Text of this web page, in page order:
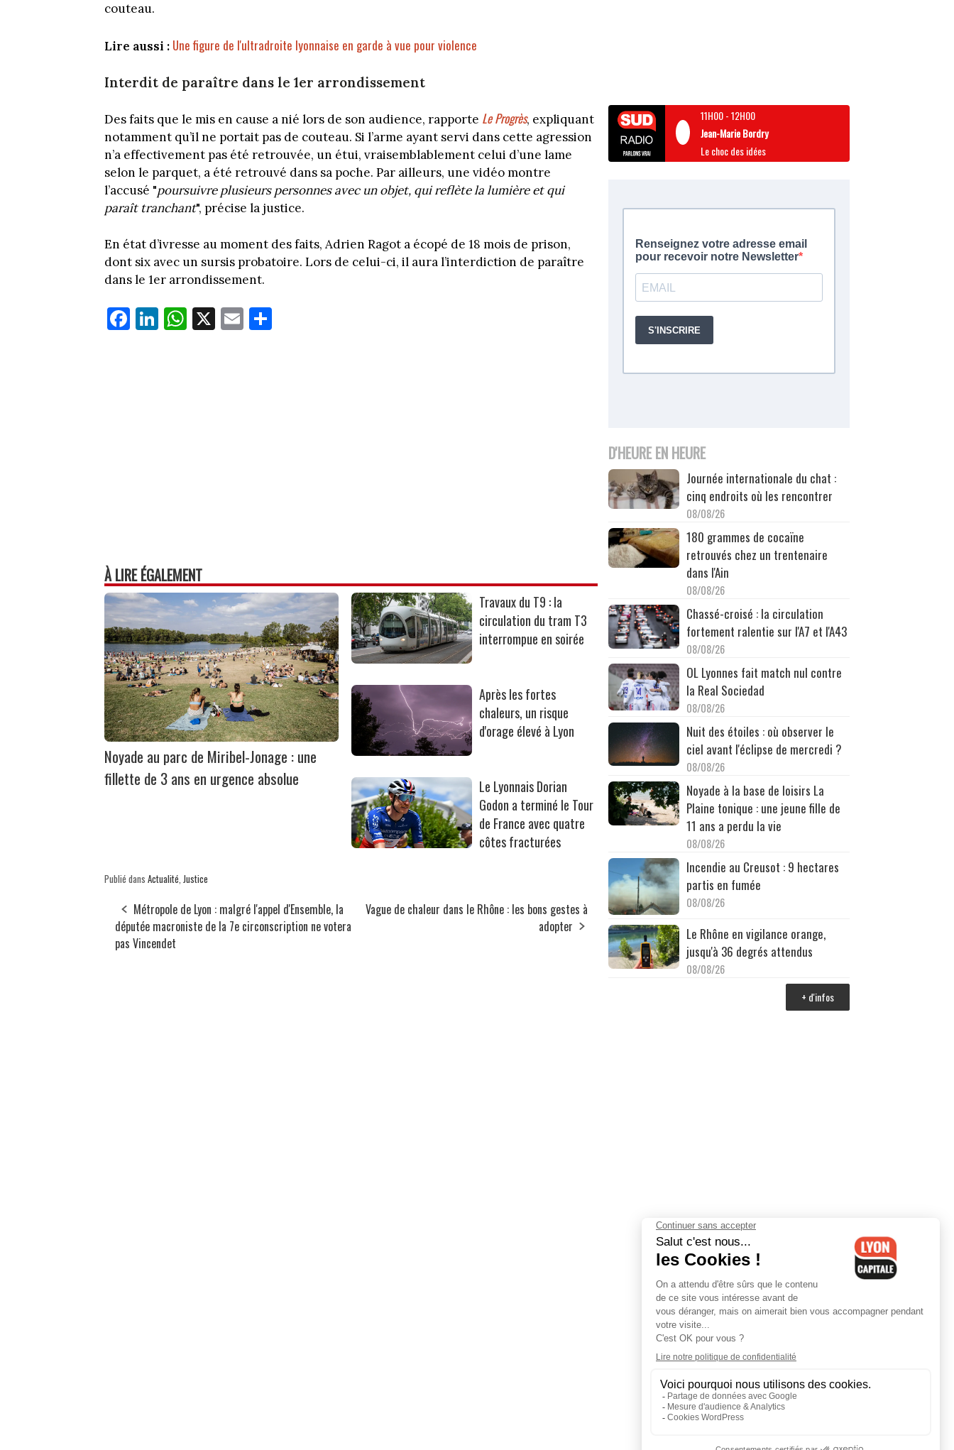
couteau.
Lire aussi : Une figure de l'ultradroite lyonnaise en garde à vue pour violence
Interdit de paraître dans le 1er arrondissement
Des faits que le mis en cause a nié lors de son audience, rapporte Le Progrès, expliquant
notamment qu’il ne portait pas de couteau. Si l’arme ayant servi dans cette agression
n’a effectivement pas été retrouvée, un étui, vraisemblablement celui d’une lame
selon le parquet, a été retrouvé dans sa poche. Par ailleurs, une vidéo montre
l’accusé "poursuivre plusieurs personnes avec un objet, qui reflète la lumière et qui
paraît tranchant", précise la justice.
En état d’ivresse au moment des faits, Adrien Ragot a écopé de 18 mois de prison,
dont six avec un sursis probatoire. Lors de celui-ci, il aura l’interdiction de paraître
dans le 1er arrondissement.
Fa
ce
Li
nk
W
ha
X E
m
À LIRE ÉGALEMENT
Noyade au parc de Miribel-Jonage : une
fillette de 3 ans en urgence absolue
Travaux du T9 : la
circulation du tram T3
interrompue en soirée
Après les fortes
chaleurs, un risque
d'orage élevé à Lyon
Le Lyonnais Dorian
Godon a terminé le Tour
de France avec quatre
côtes fracturées
Publié dans Actualité, Justice
Métropole de Lyon : malgré l'appel d'Ensemble, la
députée macroniste de la 7e circonscription ne votera
pas Vincendet
Vague de chaleur dans le Rhône : les bons gestes à
adopter
11H00-12H00
Jean-Marie Bordry
Le choc des idées
D'HEURE EN HEURE
Journée internationale du chat :
cinq endroits où les rencontrer
08/08/26
180 grammes de cocaïne
retrouvés chez un trentenaire
dans l'Ain
08/08/26
Chassé-croisé : la circulation
fortement ralentie sur l'A7 et l'A43
08/08/26
OL Lyonnes fait match nul contre
la Real Sociedad
08/08/26
Nuit des étoiles : où observer le
ciel avant l'éclipse de mercredi ?
08/08/26
Noyade à la base de loisirs La
Plaine tonique : une jeune fille de
11 ans a perdu la vie
08/08/26
Incendie au Creusot : 9 hectares
partis en fumée
08/08/26
Le Rhône en vigilance orange,
jusqu'à 36 degrés attendus
08/08/26
+ d'infos